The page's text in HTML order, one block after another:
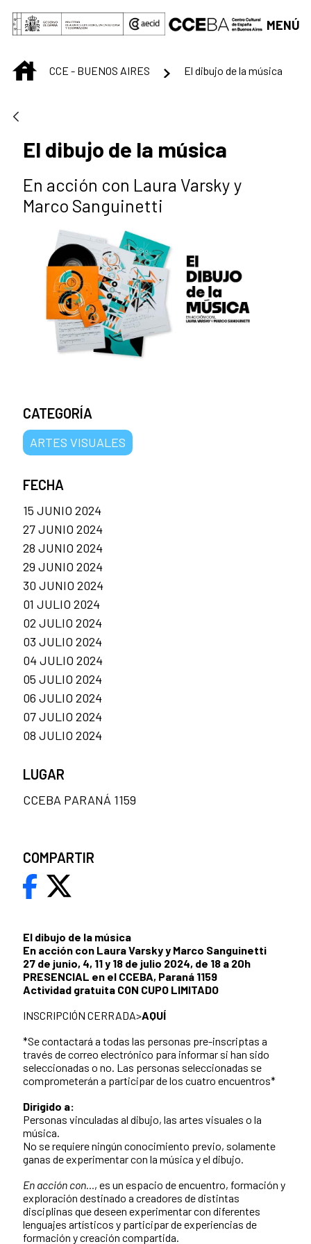
Saltar al contenido principal
MENÚ
INICIOCCE - BUENOS AIRES El dibujo de la música
El dibujo de la música
En acción con Laura Varsky y
Marco Sanguinetti
El dibujo de la música
En acción con Laura Varsky y Marco Sanguinetti
27 de junio, 4, 11 y 18 de julio 2024, de 18 a 20h
PRESENCIAL en el CCEBA, Paraná 1159
Actividad gratuita CON CUPO LIMITADO
INSCRIPCIÓN CERRADA>AQUÍ
*Se contactará a todas las personas pre-inscriptas a
través de correo electrónico para informar si han sido
seleccionadas o no. Las personas seleccionadas se
comprometerán a participar de los cuatro encuentros*
Dirigido a:
Personas vinculadas al dibujo, las artes visuales o la
música.
No se requiere ningún conocimiento previo, solamente
ganas de experimentar con la música y el dibujo.
En acción con… , es un espacio de encuentro, formación y
exploración destinado a creadores de distintas
disciplinas que deseen experimentar con diferentes
lenguajes artísticos y participar de experiencias de
formación y creación compartida.
CATEGORÍA
ARTES VISUALES
FECHA
15 JUNIO 2024
27 JUNIO 2024
28 JUNIO 2024
29 JUNIO 2024
30 JUNIO 2024
01 JULIO 2024
02 JULIO 2024
03 JULIO 2024
04 JULIO 2024
05 JULIO 2024
06 JULIO 2024
07 JULIO 2024
08 JULIO 2024
LUGAR
CCEBA PARANÁ 1159
COMPARTIR